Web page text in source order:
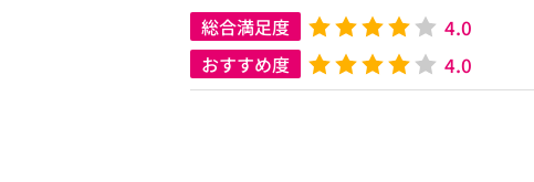
総合満足度
4.0
おすすめ度 4.0